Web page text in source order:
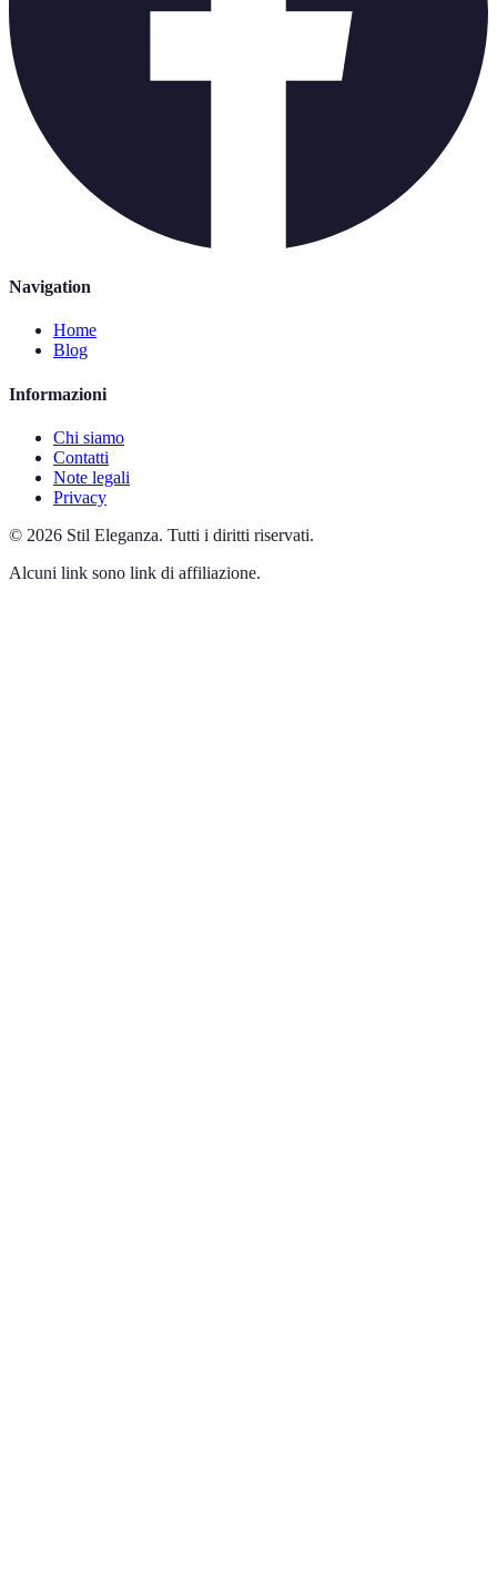
Navigation
Home
Blog
Informazioni
Chi siamo
Contatti
Note legali
Privacy
© 2026 Stil Eleganza. Tutti i diritti riservati.
Alcuni link sono link di affiliazione.